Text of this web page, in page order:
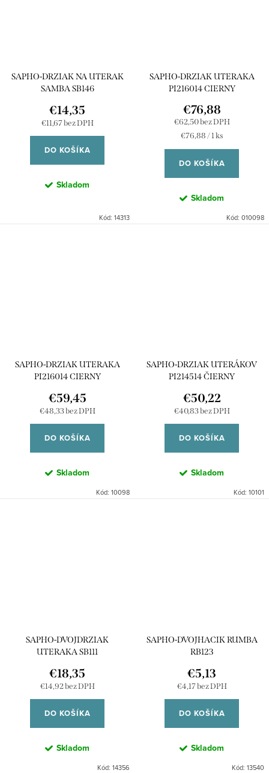
SAPHO-DRZIAK NA UTERAK
SAMBA SB146
€11,67 bez DPH
€14,35
DO KOŠÍKA
Skladom
Kód: 14313
SAPHO-DRZIAK UTERAKA
PI216014 CIERNY
€62,50 bez DPH
€76,88
Jednotková
€76,88 / 1 ks
DO KOŠÍKA
Skladom
Kód: 010098
SAPHO-DRZIAK UTERAKA
PI216014 CIERNY
€48,33 bez DPH
€59,45
DO KOŠÍKA
Skladom
Kód: 10098
SAPHO-DRZIAK UTERÁKOV
PI214514 ČIERNY
€40,83 bez DPH
€50,22
DO KOŠÍKA
Skladom
Kód: 10101
SAPHO-DVOJDRZIAK
UTERAKA SB111
€14,92 bez DPH
€18,35
DO KOŠÍKA
Skladom
Kód: 14356
SAPHO-DVOJHACIK RUMBA
RB123
€4,17 bez DPH
€5,13
DO KOŠÍKA
Skladom
Kód: 13540